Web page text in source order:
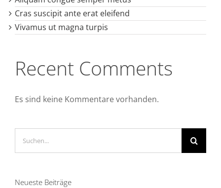
Cras suscipit ante erat eleifend
Vivamus ut magna turpis
Recent Comments
Es sind keine Kommentare vorhanden.
Neueste Beiträge